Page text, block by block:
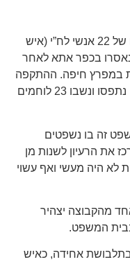
ביום 12 באוגוסט 1946 החל משפטם של 22 אנשי לח”י (איש
בכפר אתא לאחר
במפרץ חיפה. ההתקפה
הייתה מרובת משתתפים ולרוע המזל, נתפסו ונשבו 23 לוחמים
זה בו נשפטים
את הרעיון לשנות מן
לא היה מעשי ואף עשוי
מהקבוצה יצהיר
המשפט.
בתלבושת אחידה, כאיש